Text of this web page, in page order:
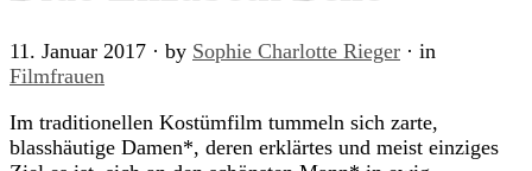
11. Januar 2017 · by Sophie Charlotte Rieger · in
Filmfrauen
Im traditionellen Kostümfilm tummeln sich zarte,
blasshäutige Damen*, deren erklärtes und meist einziges